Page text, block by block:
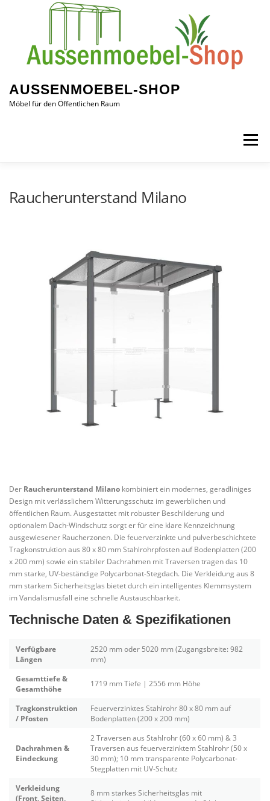
AUSSENMOEBEL-SHOP
Möbel für den Öffentlichen Raum
Menü
LIEFER & VERSAND KONTAKT
Raucherunterstand Milano
Der Raucherunterstand Milano kombiniert ein modernes, geradliniges
Design mit verlässlichem Witterungsschutz im gewerblichen und
öffentlichen Raum. Ausgestattet mit robuster Beschilderung und
optionalem Dach-Windschutz sorgt er für eine klare Kennzeichnung
ausgewiesener Raucherzonen. Die feuerverzinkte und pulverbeschichtete
Tragkonstruktion aus 80 x 80 mm Stahlrohrpfosten auf Bodenplatten (200
x 200 mm) sowie ein stabiler Dachrahmen mit Traversen tragen das 10
mm starke, UV-beständige Polycarbonat-Stegdach. Die Verkleidung aus 8
mm starkem Sicherheitsglas bietet durch ein intelligentes Klemmsystem
im Vandalismusfall eine schnelle Austauschbarkeit.
Technische Daten & Spezifikationen
Verfügbare
Längen
2520 mm oder 5020 mm (Zugangsbreite: 982
mm)
Gesamttiefe &
Gesamthöhe
1719 mm Tiefe | 2556 mm Höhe
Tragkonstruktion
/ Pfosten
Feuerverzinktes Stahlrohr 80 x 80 mm auf
Bodenplatten (200 x 200 mm)
Dachrahmen &
Eindeckung
2 Traversen aus Stahlrohr (60 x 60 mm) & 3
Traversen aus feuerverzinktem Stahlrohr (50 x
30 mm); 10 mm transparente Polycarbonat-
Stegplatten mit UV-Schutz
Verkleidung
(Front, Seiten,
8 mm starkes Sicherheitsglas mit